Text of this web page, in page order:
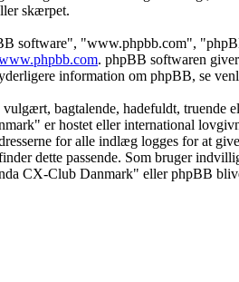
skærpet.
software", "www.phpbb.com",
. phpBB softwaren
information om phpBB, se
bagtalende, hadefuldt, truende
er hostet eller international
for alle indlæg logges for at
dette passende. Som bruger
CX-Club Danmark" eller phpBB